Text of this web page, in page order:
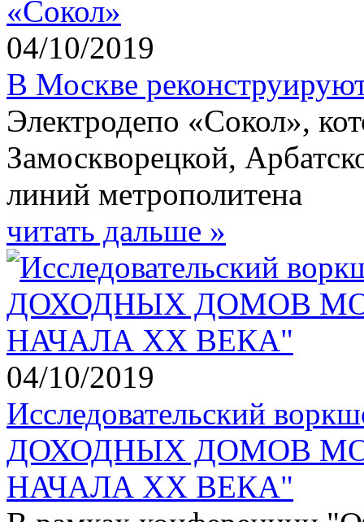
04/10/2019
В Москве
Электродепо «Сокол»,
Замоскворецкой,
линий метрополитена
читать дальше »
04/10/2019
Исследовательский
ДОХОДНЫХ ДОМОВ
НАЧАЛА XX ВЕКА"